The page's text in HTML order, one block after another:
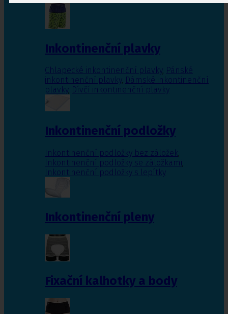
Inkontinenční plavky
Chlapecké inkontinenční plavky, Pánské
inkontinenční plavky, Dámské inkontinenční
plavky, Dívčí inkontinenční plavky
Inkontinenční podložky
Inkontinenční podložky bez záložek,
Inkontinenční podložky se záložkami,
Inkontinenční podložky s lepítky
Inkontinenční pleny
Fixační kalhotky a body